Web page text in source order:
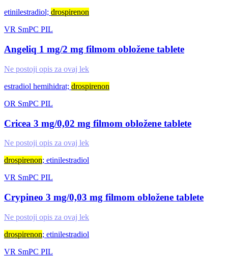
etinilestradiol; drospirenon
VR SmPC PIL
Angeliq 1 mg/2 mg filmom obložene tablete
Ne postoji opis za ovaj lek
estradiol hemihidrat; drospirenon
OR SmPC PIL
Cricea 3 mg/0,02 mg filmom obložene tablete
Ne postoji opis za ovaj lek
drospirenon; etinilestradiol
VR SmPC PIL
Crypineo 3 mg/0,03 mg filmom obložene tablete
Ne postoji opis za ovaj lek
drospirenon; etinilestradiol
VR SmPC PIL